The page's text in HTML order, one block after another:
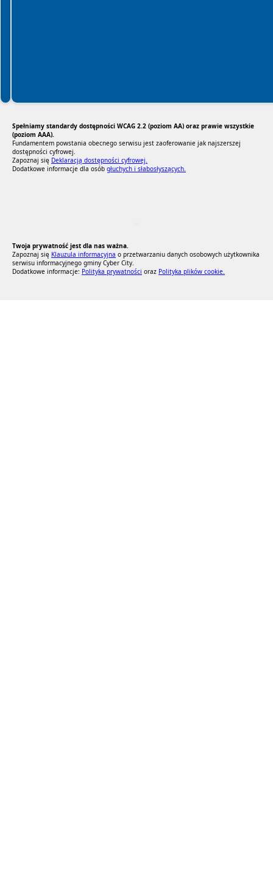
Spełniamy standardy dostępności WCAG 2.2 (poziom AA) oraz prawie wszystkie
(poziom AAA).
Fundamentem powstania obecnego serwisu jest zaoferowanie jak najszerszej
dostępności cyfrowej.
Zapoznaj się Deklaracją dostępności cyfrowej.
Dodatkowe informacje dla osób głuchych i słabosłyszących.
Twoja prywatność jest dla nas ważna.
Zapoznaj się Klauzula informacyjna o przetwarzaniu danych osobowych użytkownika
serwisu informacyjnego gminy Cyber City.
Dodatkowe informacje: Polityka prywatności oraz Polityka plików cookie.